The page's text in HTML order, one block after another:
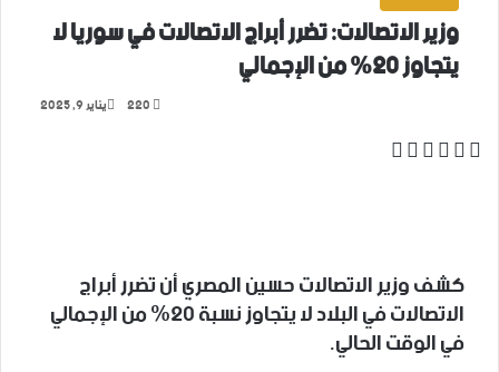
وزير الاتصالات: تضرر أبراج الاتصالات في سوريا لا
يتجاوز 20% من الإجمالي
يناير 9, 2025
فيسبوك
‫Xلينكدإنواتساب
كشف وزير الاتصالات حسين المصري أن تضرر أبراج
الاتصالات في البلاد لا يتجاوز نسبة 20% من الإجمالي
في الوقت الحالي.